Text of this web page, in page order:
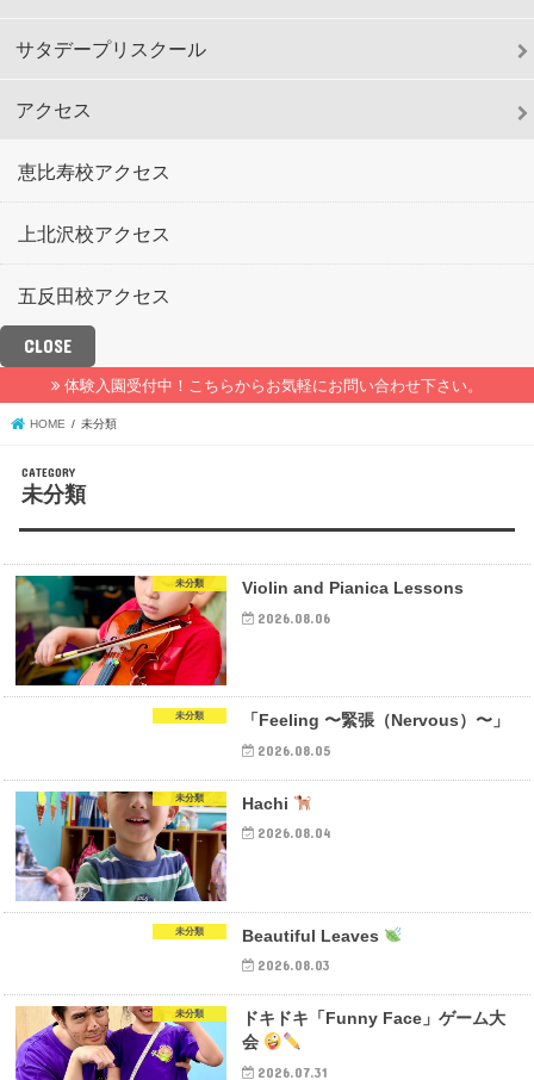
サタデープリスクール
アクセス
恵比寿校アクセス
上北沢校アクセス
五反田校アクセス
CLOSE
体験入園受付中！こちらからお気軽にお問い合わせ下さい。
HOME 未分類
未分類
未分類 Violin and Pianica Lessons
2026.08.06
未分類 「Feeling 〜緊張（Nervous）〜」
2026.08.05
未分類 Hachi
2026.08.04
未分類 Beautiful Leaves
2026.08.03
未分類
ドキドキ「Funny Face」ゲーム大
会
2026.07.31